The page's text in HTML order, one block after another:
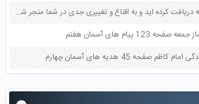
یکی از موثرترین پیام هایی را که دریافت کرده اید و به اقناع و تغییری جدی در شما منجر شده است برسی کنید و علت این تاثیر گذاری قابل توجه را بنویسید صفحه 52 تفکر و سواد رسانه ای دهم
پیام های آسمان هفتم
45 هدیه های آسمان چهارم